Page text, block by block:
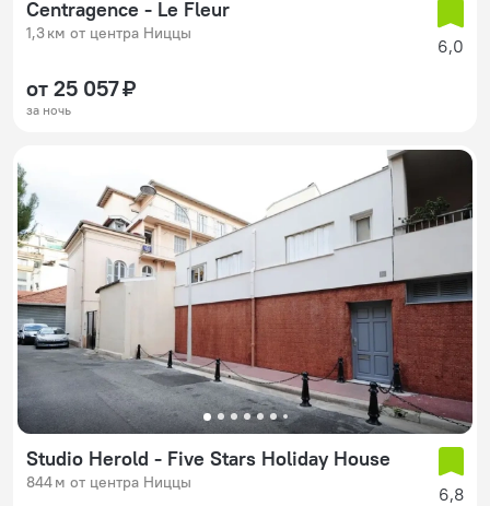
Centragence - Le Fleur
1,3 км от центра Ниццы
6,0
от 25 057 ₽
за ночь
Studio Herold - Five Stars Holiday House
844 м от центра Ниццы
6,8